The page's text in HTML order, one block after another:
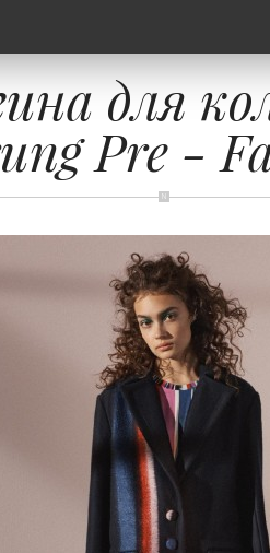
для
Pre -